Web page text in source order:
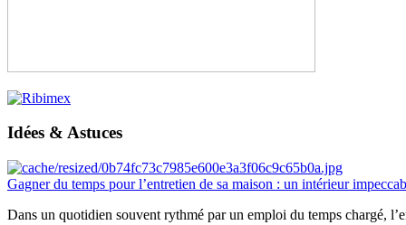
Idées & Astuces
Gagner du temps pour l’entretien de sa maison : un intérieur
Dans un quotidien souvent rythmé par un emploi du temps chargé,